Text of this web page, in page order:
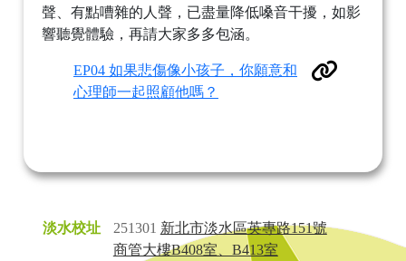
聲、有點嘈雜的人聲，已盡量降低嗓音干擾，如影
響聽覺體驗，再請大家多多包涵。
EP04 如果悲傷像小孩子，你願意和
心理師一起照顧他嗎？
淡水校址 251301 新北市淡水區英專路151號
商管大樓B408室、B413室